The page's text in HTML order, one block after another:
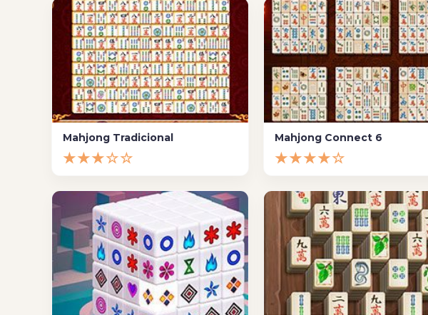
Mahjong Tradicional
★★★☆☆
Mahjong Connect 6
★★★★☆